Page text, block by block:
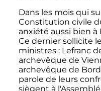
Dans les mois qui
Constitution civile
anxiété aussi bien
Ce dernier sollicite
ministres : Lefranc
archevêque de
archevêque de
parole de leurs
siègent à